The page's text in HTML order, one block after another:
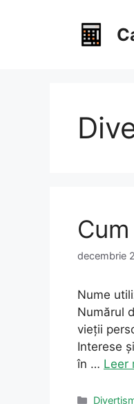
decembrie
Nume
Numărul
vieții
Interese
în … Leer